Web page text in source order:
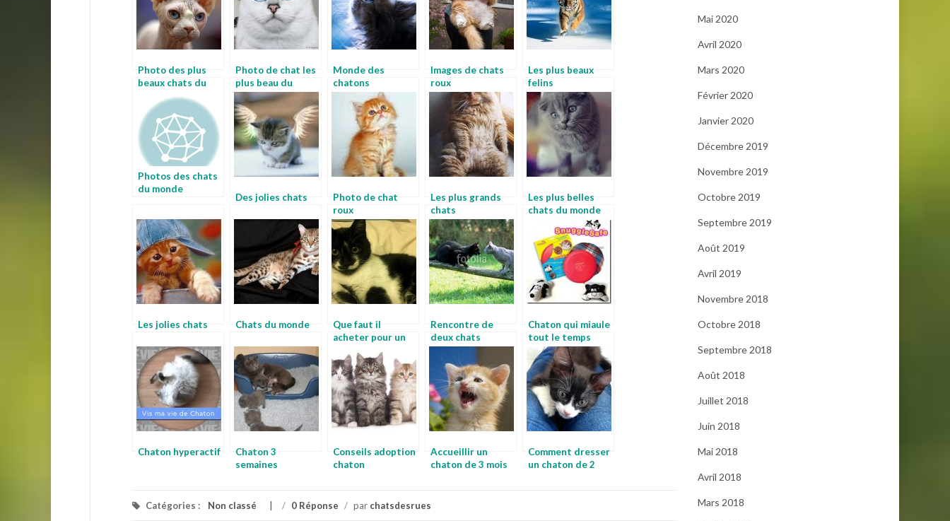
Photo des plus
beaux chats du
Photo de chat les
plus beau du
monde
Monde des
chatons
Images de chats
roux
Les plus beaux
felins
Photos des chats
du monde
Des jolies chats
Photo de chat
roux
Les plus grands
chats
Les plus belles
chats du monde
Les jolies chats Chats du monde
Que faut il
acheter pour un
chaton
Rencontre de
deux chats
Chaton qui miaule
tout le temps
Chaton hyperactif
Chaton 3
semaines
Conseils adoption
chaton
Accueillir un
chaton de 3 mois
Comment dresser
un chaton de 2
Catégories : Non classé / 0 Réponse / par chatsdesrues
Mai 2020
Avril 2020
Mars 2020
Février 2020
Janvier 2020
Décembre 2019
Novembre 2019
Octobre 2019
Septembre 2019
Août 2019
Avril 2019
Novembre 2018
Octobre 2018
Septembre 2018
Août 2018
Juillet 2018
Juin 2018
Mai 2018
Avril 2018
Mars 2018